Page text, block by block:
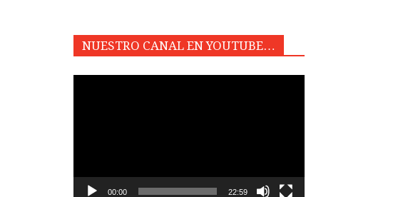
NUESTRO CANAL EN YOUTUBE…
00:00 22:59